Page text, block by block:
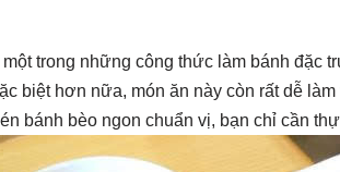
trong những công thức làm bánh đặc
biệt hơn nữa, món ăn này còn rất dễ
bánh bèo ngon chuẩn vị, bạn chỉ cần